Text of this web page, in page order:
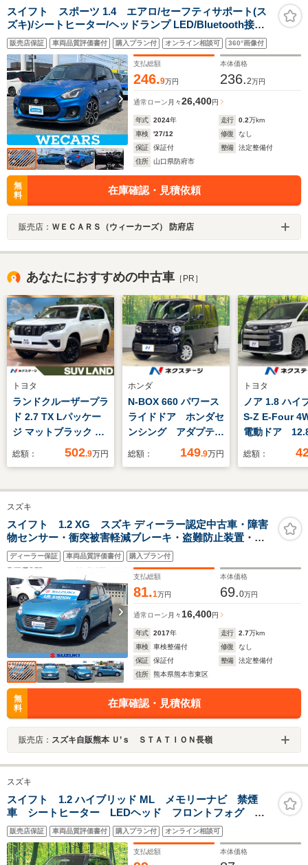
スイフト スポーツ 1.4 エアロ/セーフティサポート(ス
ズキ)/シートヒーター/ヘッドランプ LED/Bluetooth接
続/ETC/EBD付ABS/横滑り防止装置/ターボ/アルミホイー
ル 純正 17インチ
販売店保証 車両品質評価書付 購入プラン付 オンライン相談可 360°画像付
支払総額
246.9万円
本体価格
236.2万円
通常ローン 月々26,400円
年式 2024年 走行 0.2万km
車検
'27/12 修復
なし
保証
保証付 整備
法定整備付
住所
山口県防府市
無
料
在庫確認・見積依頼
販売店： ＷＥＣＡＲＳ（ウィーカーズ） 防府店
あなたにおすすめの中古車 ［PR］
トヨタ
ランドクルーザープラ
ド 2.7 TX Lパッケー
ジ マットブラック エ
ディション 4WD サン
人乗り ブラインドス
ポットモニター 寒冷
地仕様 禁煙車 ベー
ジュ内装 セーフティ
センス レーダークル
コン シートエアコ
ン クリアランスソナ
ー ETC2.0
総額： 502.9万円
ホンダ
N-BOX 660 パワース
ライドドア ホンダセ
ンシング アダプティ
ブクルーズコントロー
ー LEDヘッドライ
オートライト
総額： 149.9万円
トヨタ
ノア 1.8 ハイ
S-Z E-Four
電動ドア
ップダウン
ー 全周囲カ
ーフティセン
車 電動リア
総額：
スズキ
スイフト 1.2 XG スズキ ディーラー認定中古車・障害
物センサー・衝突被害軽減ブレーキ・盗難防止装置・フ
ルフラットシート・シートヒーター・装備
ディーラー保証 車両品質評価書付 購入プラン付
支払総額
81.1万円
本体価格
69.0万円
通常ローン 月々 16,400円
年式 2017年 走行 2.7万km
車検
車検整備付 修復
なし
保証
保証付 整備
法定整備付
住所
熊本県熊本市東区
無
料
在庫確認・見積依頼
販売店： スズキ自販熊本 Ｕ’ｓ ＳＴＡＴＩＯＮ長嶺
スズキ
スイフト 1.2 ハイブリッド ML メモリーナビ 禁煙
車 シートヒーター LEDヘッド フロントフォグ オ
ートライト ETC 純正16インチAW オートエアコン
Bluetooth接続 CD/DVD再生 パドルシフト プッシュ
スタート
販売店保証 車両品質評価書付 購入プラン付 オンライン相談可
支払総額 本体価格